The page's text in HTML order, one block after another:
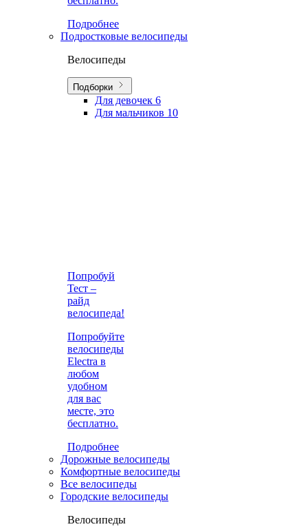
Подробнее
Подростковые велосипеды
Велосипеды
Подборки
Для девочек 6
Для мальчиков 10
Попробуй
Тест –
райд
велосипеда!
Попробуйте
велосипеды
Electra в
любом
удобном
для вас
месте, это
бесплатно.
Подробнее
Дорожные велосипеды
Комфортные велосипеды
Все велосипеды
Городские велосипеды
Велосипеды